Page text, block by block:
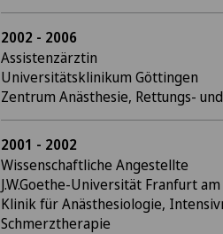
2002 - 2006
Assistenzärztin
Universitätsklinikum Göttingen
Zentrum Anästhesie, Rettungs-
2001 - 2002
Wissenschaftliche Angestellte
J.W.Goethe-Universität Franfurt
Klinik für Anästhesiologie,
Schmerztherapie